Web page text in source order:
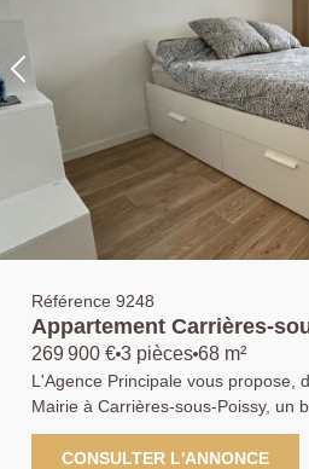
Référence 9248
Appartement Carrières-
m2
269 900 € 3 pièces 68 m²
L'Agence Principale vous propose,
Mairie à Carrières-sous-Poissy, un
de-jardin, situé au sein d'une
à proximité immédiate des
CONSULTER L'ANNONCE